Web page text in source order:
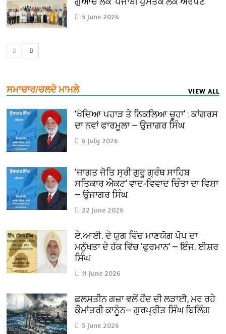
5 June 2026
ਸਮਾਚਾਰ/ਚਲਦੇ ਮਾਮਲੇ VIEW ALL
‘ਖੋਦਿਆ ਪਹਾੜ ਤੇ ਨਿਕਲਿਆ ਚੂਹਾ’ : ਕਾਂਗਰਸ
ਦਾ ਨਵਾਂ ਫਾਰਮੂਲਾ — ਉਜਾਗਰ ਸਿੰਘ
6 July 2026
‘ਜਾਗਤ ਜੋਤਿ ਸ੍ਰੀ ਗੁਰੂ ਗ੍ਰੰਥ ਸਾਹਿਬ
ਸਤਿਕਾਰ ਐਕਟ’ ਵਾਦ-ਵਿਵਾਦ ਚਿੰਤਾ ਦਾ ਵਿਸ਼ਾ
— ਉਜਾਗਰ ਸਿੰਘ
22 June 2026
ਏ.ਆਈ. ਦੇ ਯੁਗ ਵਿੱਚ ਮਾਣਯੋਗ ਪੋਪ ਦਾ
ਮਨੁੱਖਤਾ ਦੇ ਹੱਕ ਵਿੱਚ ‘ਫੁਰਮਾਨ’ — ਇੰਜ. ਈਸ਼ਰ
ਸਿੰਘ
11 June 2026
ਫ਼ਲਸਤੀਨ ਗਜ਼ਾ ਵਲੋਂ ਹੋਂਦ ਦੀ ਲੜਾਈ, ਮਰ ਰਹੇ
ਕੌਮਾਂਤਰੀ ਕਾਨੂੰਨ— ਗੁਰਪ੍ਰੀਤ ਸਿੰਘ ਬਿਲਿੰਗ
5 June 2026